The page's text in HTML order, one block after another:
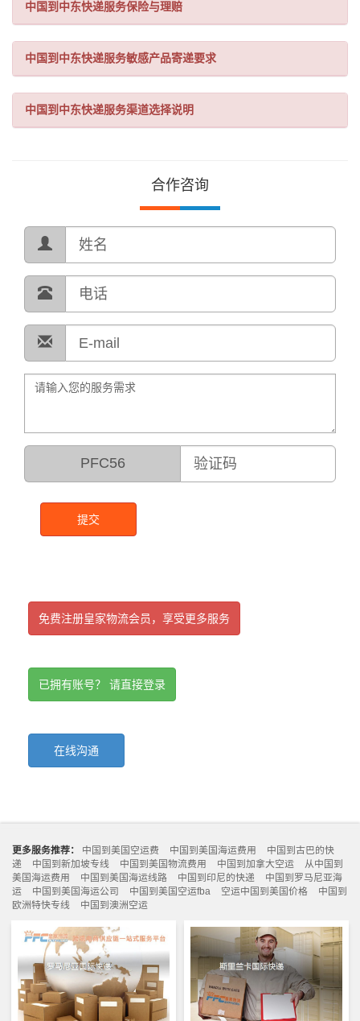
中国到中东快递服务保险与理赔
中国到中东快递服务敏感产品寄递要求
中国到中东快递服务渠道选择说明
合作咨询
PFC56
提交
免费注册皇家物流会员，享受更多服务
已拥有账号？ 请直接登录
在线沟通
更多服务推荐： 中国到美国空运费 中国到美国海运费用
中国到古巴的快
递
中国到新加坡专线 中国到美国物流费用 中国到加拿大空运
从中国到
美国海运费用
中国到美国海运线路 中国到印尼的快递
中国到罗马尼亚海
运
中国到美国海运公司 中国到美国空运fba 空运中国到美国价格
中国到
欧洲特快专线
中国到澳洲空运